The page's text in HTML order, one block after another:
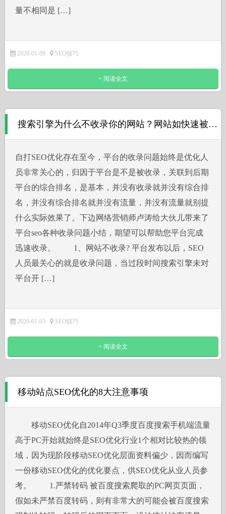
量不相同是 […]
2020-01-09 SEO技巧
+ 阅读全文
搜索引擎为什么不收录你的网站？网站如快速被收录？
自打SEO优化存在至今，平台的收录问题始终是优化人
员非常关心的，归因于平台是不是被收录，关联到后期
平台的综合排名，是基本，并没有收录就并没有综合排
名，并没有综合排名就并没有流量，并没有流量就别提
什么实际效果了。下边网络营销师卢涛给大伙儿带来了
平台seo各种收录问题小结，期望可以帮助您平台完成
迅速收录。 1、网站不收录? 平台发布以后，SEO
人员最关心的就是收录问题，当过段时间搜索引擎未对
平台开 […]
2020-01-03 SEO技巧
+ 阅读全文
移动站点SEO优化的8大注意事项
移动SEO优化自2014年Q3季度百度搜索手机端流量
高于PC开始就始终是SEO优化行业1个相对比较热的领
域，因为现阶段移动SEO优化层面资料偏少，因而编写
一份移动SEO优化的优化要点，供SEO优化从业人员参
考。 1.严禁转码 被百度搜索爬取的PC网页页面，
假如未严禁百度转码，则有非常大的可能会被百度搜索